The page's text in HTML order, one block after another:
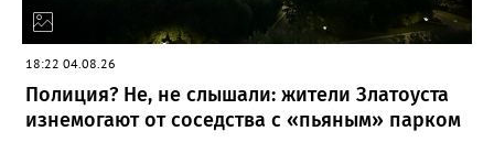
18:22 04.08.26
Полиция? Не, не слышали: жители Златоуста
изнемогают от соседства с «пьяным» парком